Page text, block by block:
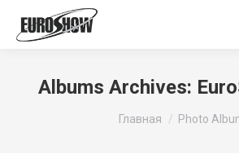
Albums Archives:
Вы здесь:
Главная Photo